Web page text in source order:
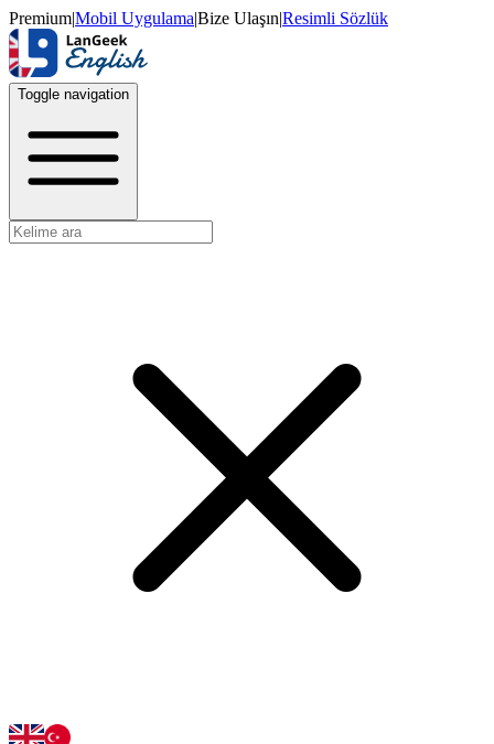
Premium|Mobil Uygulama|Bize Ulaşın|Resimli Sözlük
Toggle navigation